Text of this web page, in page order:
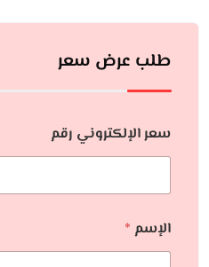
طلب عرض سعر
سعر الإلكتروني رقم
الإسم *